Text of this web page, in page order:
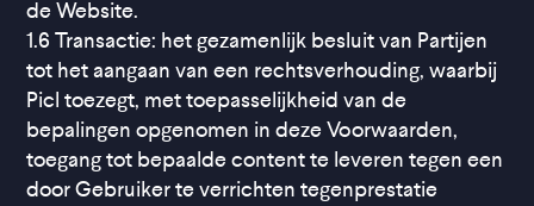
de Website.
1.6 Transactie: het gezamenlijk besluit van Partijen
tot het aangaan van een rechtsverhouding, waarbij
Picl toezegt, met toepasselijkheid van de
bepalingen opgenomen in deze Voorwaarden,
toegang tot bepaalde content te leveren tegen een
door Gebruiker te verrichten tegenprestatie